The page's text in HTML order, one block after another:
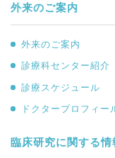
外来のご案内
外来のご案内
診療科センター紹介
診療スケジュール
ドクタープロフィー
臨床研究に関する情